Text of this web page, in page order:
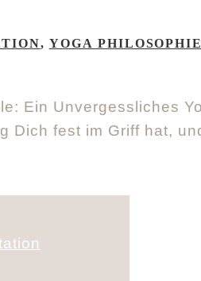
, YOGA
Ein Unvergessliches
Dich fest im Griff hat,